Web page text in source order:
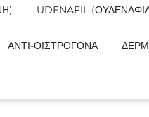
UDENAFIL
ΑΝΤΙ-ΟΙΣΤΡΟΓΌΝΑ